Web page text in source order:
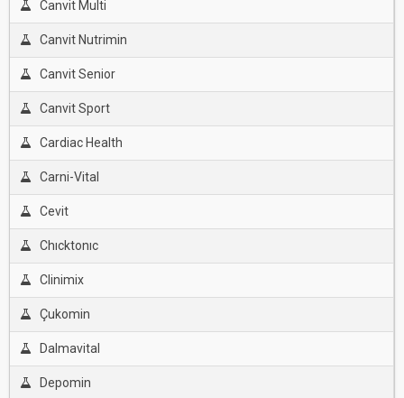
Canvit Multi
Canvit Nutrimin
Canvit Senior
Canvit Sport
Cardiac Health
Carni-Vital
Cevit
Chıcktonıc
Clinimix
Çukomin
Dalmavital
Depomin